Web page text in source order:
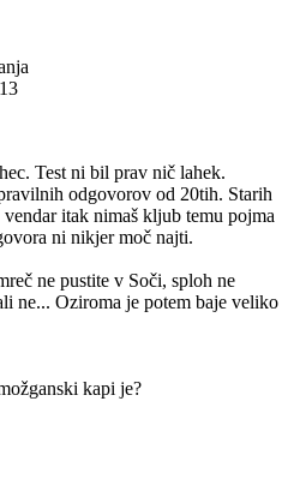
Test ni bil prav nič lahek.
odgovorov od 20tih. Starih
itak nimaš kljub temu pojma
ni nikjer moč najti.
ne pustite v Soči, sploh ne
ne... Oziroma je potem baje veliko
kapi je?